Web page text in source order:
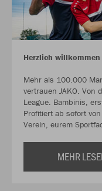
Herzlich willkommen
Mehr als 100.000
vertrauen JAKO. Von
League. Bambinis,
Profitiert ab sofort
Verein, eurem
MEHR